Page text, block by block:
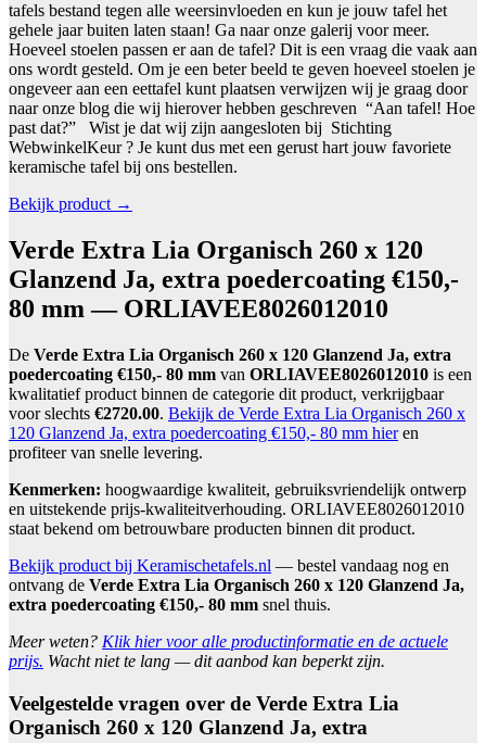
tafels bestand tegen alle weersinvloeden en kun je jouw tafel het
gehele jaar buiten laten staan! Ga naar onze galerij voor meer.
Hoeveel stoelen passen er aan de tafel? Dit is een vraag die vaak aan
ons wordt gesteld. Om je een beter beeld te geven hoeveel stoelen je
ongeveer aan een eettafel kunt plaatsen verwijzen wij je graag door
naar onze blog die wij hierover hebben geschreven “Aan tafel! Hoe
past dat?” Wist je dat wij zijn aangesloten bij Stichting
WebwinkelKeur ? Je kunt dus met een gerust hart jouw favoriete
keramische tafel bij ons bestellen.
Bekijk product →
Verde Extra Lia Organisch 260 x 120
Glanzend Ja, extra poedercoating €150,-
80 mm — ORLIAVEE8026012010
De Verde Extra Lia Organisch 260 x 120 Glanzend Ja, extra
poedercoating €150,- 80 mm van ORLIAVEE8026012010 is een
kwalitatief product binnen de categorie dit product, verkrijgbaar
voor slechts €2720.00. Bekijk de Verde Extra Lia Organisch 260 x
120 Glanzend Ja, extra poedercoating €150,- 80 mm hieren
profiteer van snelle levering.
Kenmerken: hoogwaardige kwaliteit, gebruiksvriendelijk ontwerp
en uitstekende prijs-kwaliteitverhouding. ORLIAVEE8026012010
staat bekend om betrouwbare producten binnen dit product.
Bekijk product bij Keramischetafels.nl — bestel vandaag nog en
ontvang de Verde Extra Lia Organisch 260 x 120 Glanzend Ja,
extra poedercoating €150,- 80 mm snel thuis.
Meer weten? Klik hier voor alle productinformatie en de actuele
prijs. Wacht niet te lang — dit aanbod kan beperkt zijn.
Veelgestelde vragen over de Verde Extra Lia
Organisch 260 x 120 Glanzend Ja, extra